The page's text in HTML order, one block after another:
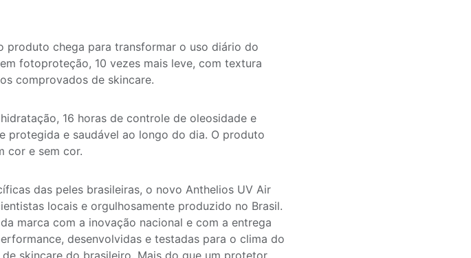
produto chega para transformar o uso diário do
fotoproteção, 10 vezes mais leve, com textura
comprovados de skincare.
16 horas de controle de oleosidade e
protegida e saudável ao longo do dia. O produto
cor e sem cor.
das peles brasileiras, o novo Anthelios UV Air
locais e orgulhosamente produzido no Brasil.
marca com a inovação nacional e com a entrega
desenvolvidas e testadas para o clima do